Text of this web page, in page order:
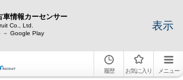
車情報カーセンサー
Co., Ltd.
－ Google Play
表示
履歴 お気に入り メニュー